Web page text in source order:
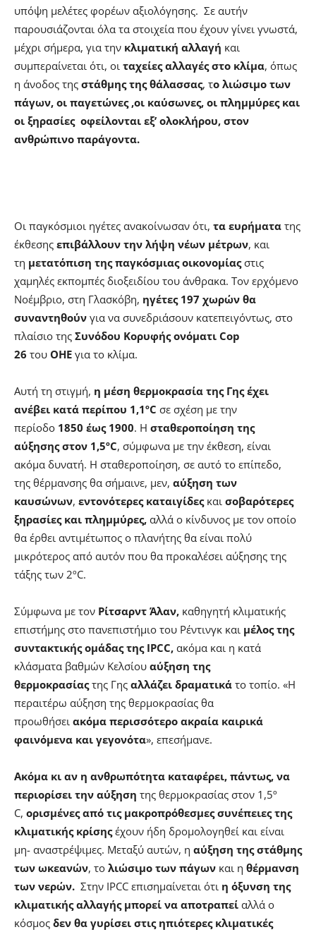
υπόψη μελέτες φορέων αξιολόγησης. Σε αυτήν
παρουσιάζονται όλα τα στοιχεία που έχουν γίνει γνωστά,
μέχρι σήμερα, για την κλιματική αλλαγή και
συμπεραίνεται ότι, οι ταχείες αλλαγές στο κλίμα, όπως
η άνοδος της στάθμης της θάλασσας, το λιώσιμο των
πάγων, οι παγετώνες ,οι καύσωνες, οι πλημμύρες και
οι ξηρασίες οφείλονται εξ’ ολοκλήρου, στον
ανθρώπινο παράγοντα.
Οι παγκόσμιοι ηγέτες ανακοίνωσαν ότι, τα ευρήματα της
έκθεσης επιβάλλουν την λήψη νέων μέτρων, και
τη μετατόπιση της παγκόσμιας οικονομίαςστις
χαμηλές εκπομπές διοξειδίου του άνθρακα. Τον ερχόμενο
Νοέμβριο, στη Γλασκόβη, ηγέτες 197 χωρών θα
συναντηθούν για να συνεδριάσουν κατεπειγόντως, στο
πλαίσιο της Συνόδου Κορυφής ονόματι Cop
26 του ΟΗΕ για το κλίμα.
Αυτή τη στιγμή, η μέση θερμοκρασία της Γης έχει
ανέβει κατά περίπου 1,1ºC σε σχέση με την
περίοδο 1850 έως 1900. Η σταθεροποίηση της
αύξησης στον 1,5ºC, σύμφωνα με την έκθεση, είναι
ακόμα δυνατή. H σταθεροποίηση, σε αυτό το επίπεδο,
της θέρμανσης θα σήμαινε, μεν, αύξηση των
καυσώνων, εντονότερες καταιγίδες και σοβαρότερες
ξηρασίες και πλημμύρες, αλλά ο κίνδυνος με τον οποίο
θα έρθει αντιμέτωπος ο πλανήτης θα είναι πολύ
μικρότερος από αυτόν που θα προκαλέσει αύξησης της
τάξης των 2ºC.
Σύμφωνα με τον Ρίτσαρντ Άλαν, καθηγητή κλιματικής
επιστήμης στο πανεπιστήμιο του Ρέντινγκ και μέλος της
συντακτικής ομάδας της IPCC, ακόμα και η κατά
κλάσματα βαθμών Κελσίου αύξηση της
θερμοκρασίαςτης Γης αλλάζει δραματικά το τοπίο. «Η
περαιτέρω αύξηση της θερμοκρασίας θα
προωθήσει ακόμα περισσότερο ακραία καιρικά
φαινόμενα και γεγονότα», επεσήμανε.
Ακόμα κι αν η ανθρωπότητα καταφέρει, πάντως, να
περιορίσει την αύξηση της θερμοκρασίας στον 1,5º
C, ορισμένες από τις μακροπρόθεσμες συνέπειες της
κλιματικής κρίσηςέχουν ήδη δρομολογηθεί και είναι
μη- αναστρέψιμες. Μεταξύ αυτών, η αύξηση της στάθμης
των ωκεανών, το λιώσιμο των πάγων και η θέρμανση
των νερών. Στην IPCC επισημαίνεται ότι η όξυνση της
κλιματικής αλλαγής μπορεί να αποτραπεί αλλά ο
κόσμος δεν θα γυρίσει στις ηπιότερες κλιματικές